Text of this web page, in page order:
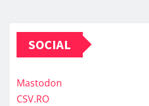
SOCIAL
Mastodon
CSV.RO